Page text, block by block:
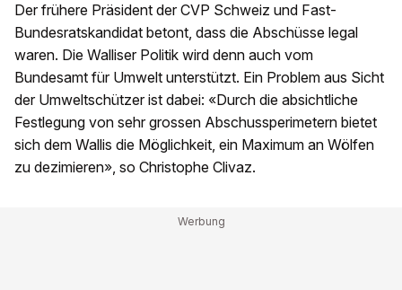
Der frühere Präsident der CVP Schweiz und Fast-
Bundesratskandidat betont, dass die Abschüsse legal
waren. Die Walliser Politik wird denn auch vom
Bundesamt für Umwelt unterstützt. Ein Problem aus Sicht
der Umweltschützer ist dabei: «Durch die absichtliche
Festlegung von sehr grossen Abschussperimetern bietet
sich dem Wallis die Möglichkeit, ein Maximum an Wölfen
zu dezimieren», so Christophe Clivaz.